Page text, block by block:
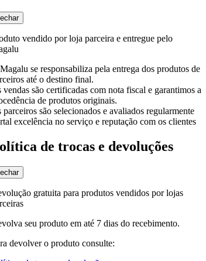
vendido por loja parceira e entregue pelo
se responsabiliza pela entrega dos produtos de
até o destino final.
vendas são certificadas com nota fiscal e garantimos a
de produtos originais.
parceiros são selecionados e avaliados regularmente
excelência no serviço e reputação com os clientes
de trocas e devoluções
gratuita para produtos vendidos por lojas
seu produto em até 7 dias do recebimento.
devolver o produto consulte: